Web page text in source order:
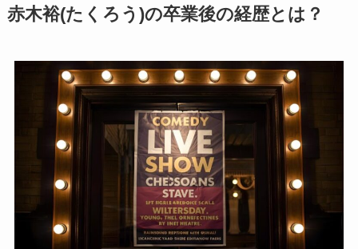
赤木裕(たくろう)の卒業後の経歴とは？